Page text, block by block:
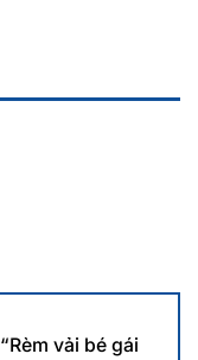
vải bé gái